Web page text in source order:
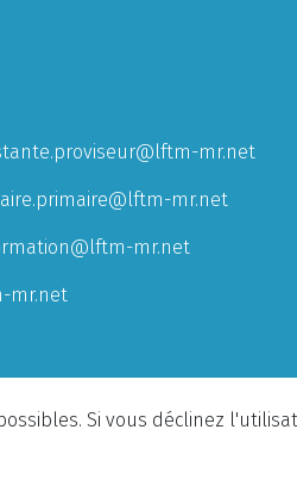
mr.net
mr.net
mr.net
mr.net
Si vous déclinez